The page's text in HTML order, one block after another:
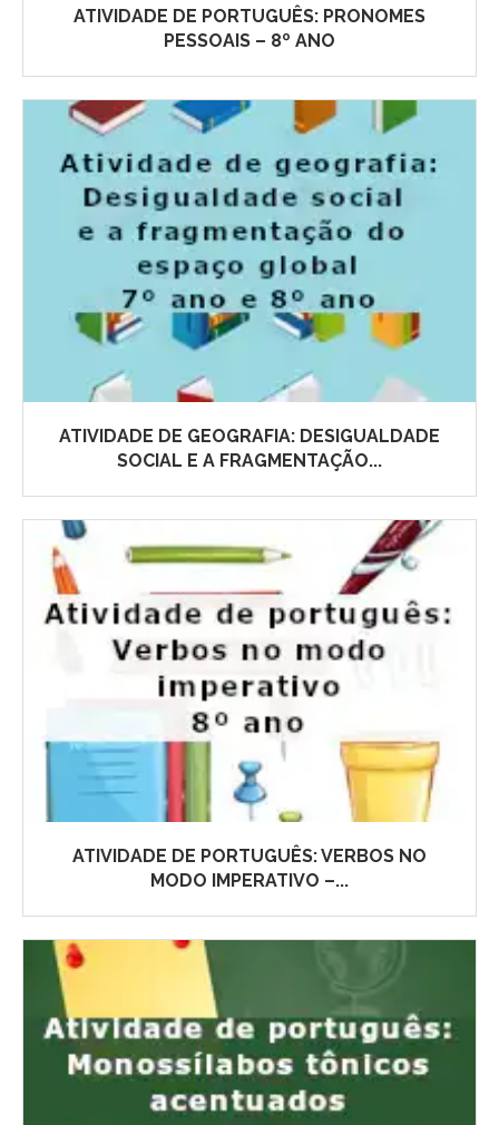
ATIVIDADE DE PORTUGUÊS: PRONOMES
PESSOAIS – 8º ANO
ATIVIDADE DE GEOGRAFIA: DESIGUALDADE
SOCIAL E A FRAGMENTAÇÃO...
ATIVIDADE DE PORTUGUÊS: VERBOS NO
MODO IMPERATIVO –...